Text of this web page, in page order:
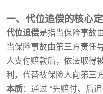
一、代位追偿的核心
代位追偿是指当保险事故
当保险事故由第三方责任
人支付赔款后，依法取得
利，代替被保险人向第三
本质：通过 “先赔付、后